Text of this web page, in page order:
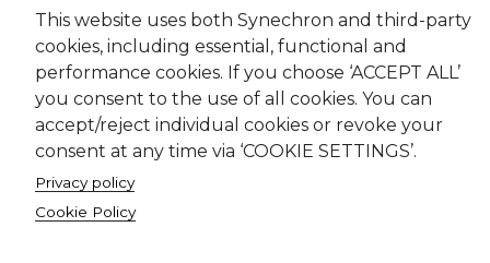
This website uses both Synechron and third-party
cookies, including essential, functional and
performance cookies. If you choose ‘ACCEPT ALL’
you consent to the use of all cookies. You can
accept/reject individual cookies or revoke your
consent at any time via ‘COOKIE SETTINGS’.
Privacy policy
Cookie Policy
Plan du sitePolitique sur l’utilisation des cookies